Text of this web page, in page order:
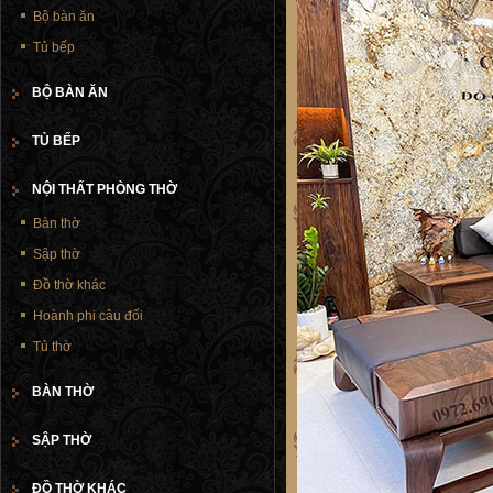
Bộ bàn ăn
Tủ bếp
BỘ BÀN ĂN
TỦ BẾP
NỘI THẤT PHÒNG THỜ
Bàn thờ
Sập thờ
Đồ thờ khác
Hoành phi câu đối
Tủ thờ
BÀN THỜ
SẬP THỜ
ĐỒ THỜ KHÁC